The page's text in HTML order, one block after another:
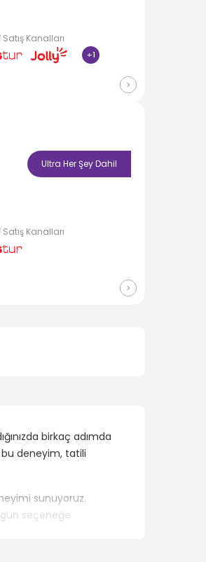
Kanalları
+1
Ultra Her Şey Dahil
Kanalları
birkaç adımda
bu deneyim, tatili
sunuyoruz.
seçeneğe